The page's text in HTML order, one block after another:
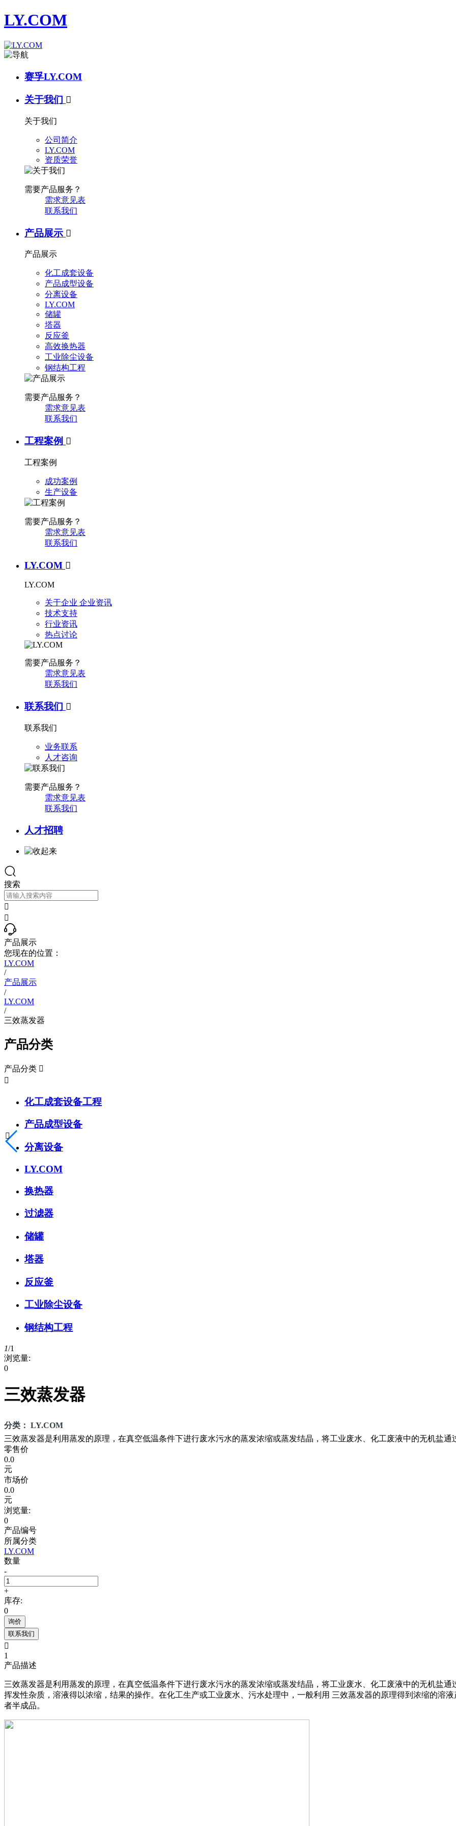
LY.COM
赛孚LY.COM
关于我们 
关于我们
公司简介
LY.COM
资质荣誉
需要产品服务？
需求意见表
联系我们
产品展示 
产品展示
化工成套设备
产品成型设备
分离设备
LY.COM
储罐
塔器
反应釜
高效换热器
工业除尘设备
钢结构工程
需要产品服务？
需求意见表
联系我们
工程案例 
工程案例
成功案例
生产设备
需要产品服务？
需求意见表
联系我们
LY.COM 
LY.COM
关于企业 企业资讯
技术支持
行业资讯
热点讨论
需要产品服务？
需求意见表
联系我们
联系我们 
联系我们
业务联系
人才咨询
需要产品服务？
需求意见表
联系我们
人才招聘
搜索


产品展示
您现在的位置：
LY.COM
/
产品展示
/
LY.COM
/
三效蒸发器
产品分类
产品分类 

化工成套设备工程
产品成型设备
分离设备
LY.COM
换热器
过滤器
储罐
塔器
反应釜
工业除尘设备
钢结构工程
1/1
浏览量:
0
三效蒸发器
分类： LY.COM
三效蒸发器是利用蒸发的原理，在真空低温条件下进行废水污水的蒸发浓缩或蒸发结晶，将工业废水、化工废液中的无机盐通
零售价
0.0
元
市场价
0.0
元
浏览量:
0
产品编号
所属分类
LY.COM
数量
-
+
库存:
0
询价
联系我们

1
产品描述
三效蒸发器是利用蒸发的原理，在真空低温条件下进行废水污水的蒸发浓缩或蒸发结晶，将工业废水、化工废液中的无机盐
挥发性杂质，溶液得以浓缩，结果的操作。在化工生产或工业废水、污水处理中，一般利用 三效蒸发器的原理得到浓缩的溶
者半成品。
